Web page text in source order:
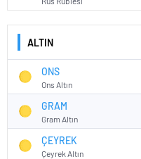
ALTIN
ONS
Ons Altın
GRAM
Gram Altın
ÇEYREK
Çeyrek Altın